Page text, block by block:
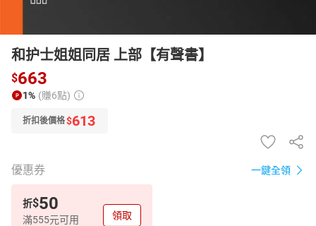
和护士姐姐同居 上部【有聲書】
$663
1% (賺6點)
折扣後價格$613
優惠券 一鍵全領
折$50
滿555元可用 領取